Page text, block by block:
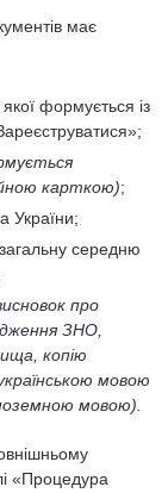
має
формується із
карткою);
України;
середню
про
ЗНО,
копію
мовою
мовою).
«Процедура